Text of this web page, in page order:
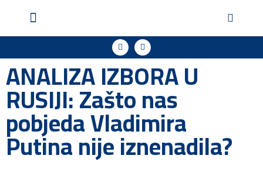
ANALIZA IZBORA U
RUSIJI: Zašto nas
pobjeda Vladimira
Putina nije iznenadila?